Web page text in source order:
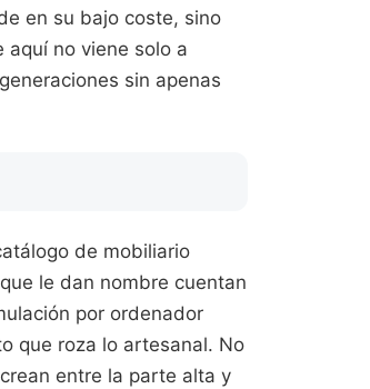
en su bajo coste, sino
no viene solo a
sin apenas
de mobiliario
le dan nombre cuentan
por ordenador
que roza lo artesanal. No
entre la parte alta y